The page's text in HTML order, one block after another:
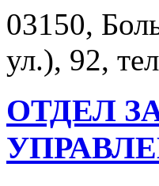
03150,
ул.), 92,
ОТДЕЛ